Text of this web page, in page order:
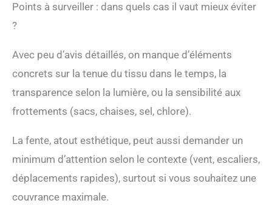
Points à surveiller : dans quels cas il vaut mieux éviter
?
Avec peu d’avis détaillés, on manque d’éléments
concrets sur la tenue du tissu dans le temps, la
transparence selon la lumière, ou la sensibilité aux
frottements (sacs, chaises, sel, chlore).
La fente, atout esthétique, peut aussi demander un
minimum d’attention selon le contexte (vent, escaliers,
déplacements rapides), surtout si vous souhaitez une
couvrance maximale.